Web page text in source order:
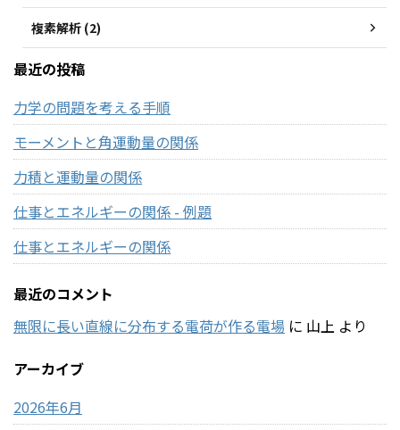
複素解析 (2)
最近の投稿
力学の問題を考える手順
モーメントと角運動量の関係
力積と運動量の関係
仕事とエネルギーの関係 - 例題
仕事とエネルギーの関係
最近のコメント
無限に長い直線に分布する電荷が作る電場 に 山上 より
アーカイブ
2026年6月